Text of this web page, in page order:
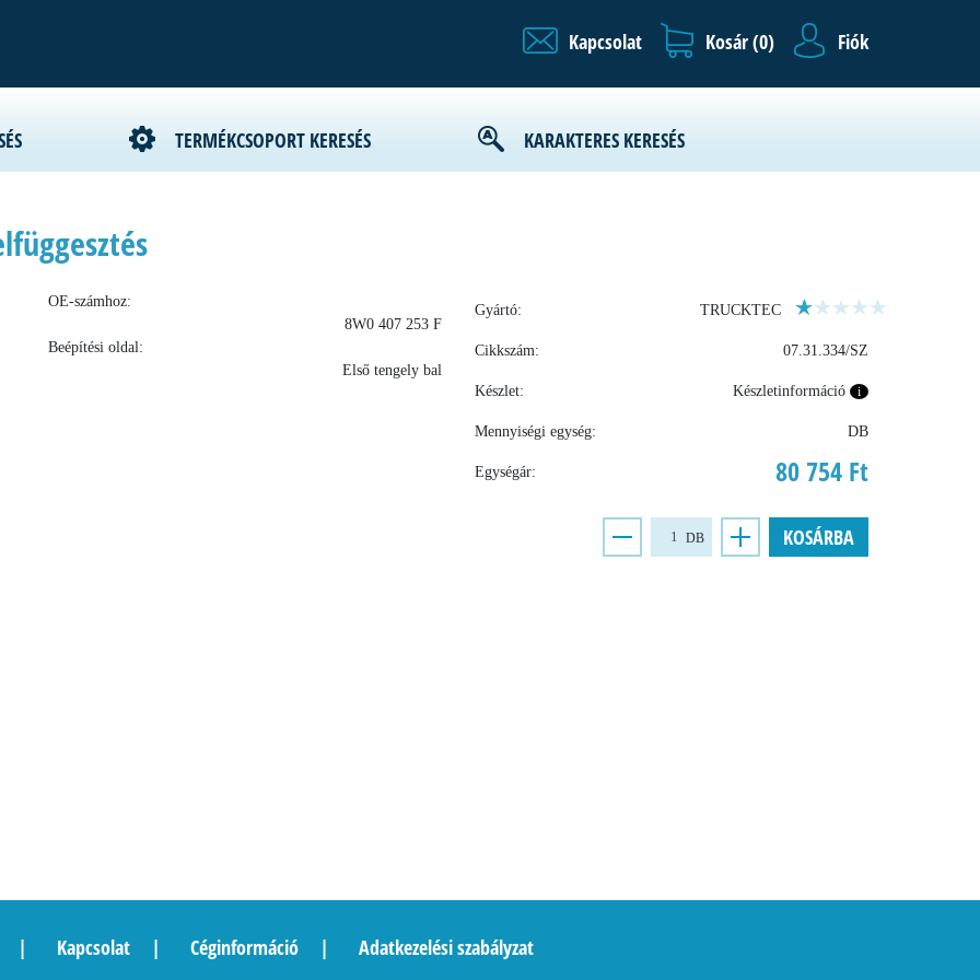
Kapcsolat Kosár (0) Fiók
TERMÉKCSOPORT KERESÉS KARAKTERES KERESÉS
OE-számhoz:
8W0 407 253 F
Beépítési oldal:
Első tengely bal
Gyártó: TRUCKTEC
Cikkszám: 07.31.334/SZ
Készlet: Készletinformáció i
Mennyiségi egység: DB
Egységár: 80 754 Ft
DB KOSÁRBA
Kapcsolat Céginformáció Adatkezelési szabályzat